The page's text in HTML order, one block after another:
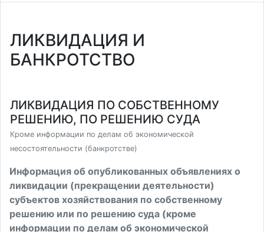
ЛИКВИДАЦИЯ И
БАНКРОТСТВО
ЛИКВИДАЦИЯ ПО СОБСТВЕННОМУ
РЕШЕНИЮ, ПО РЕШЕНИЮ СУДА
Кроме информации по делам об экономической
несостоятельности (банкротстве)
Информация об опубликованных объявлениях о
ликвидации (прекращении деятельности)
субъектов хозяйствования по собственному
решению или по решению суда (кроме
информации по делам об экономической